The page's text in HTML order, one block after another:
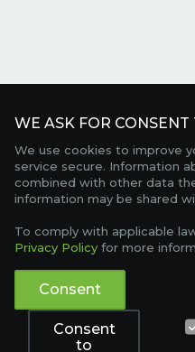
WE ASK FOR
We use cookies to improve
service secure. Information
combined with other data
information may be shared
To comply with applicable
Privacy Policy for more
Consent
Consent
to